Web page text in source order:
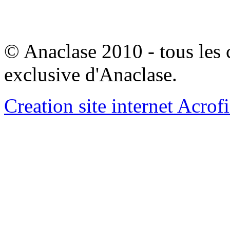
© Anaclase 2010 - tous les
exclusive d'Anaclase.
Creation site internet